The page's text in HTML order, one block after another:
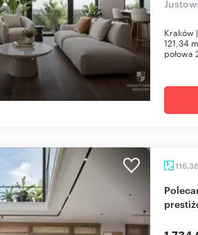
Kraków
121,34
połowa
Polecam luksusowy 121 m² apartament w